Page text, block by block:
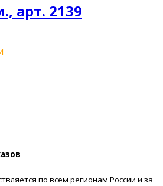
арт. 2139
по всем регионам России и за